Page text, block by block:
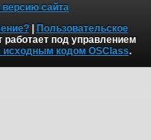
сайта
| Пользовательское
работает под управлением
исходным кодом OSClass.